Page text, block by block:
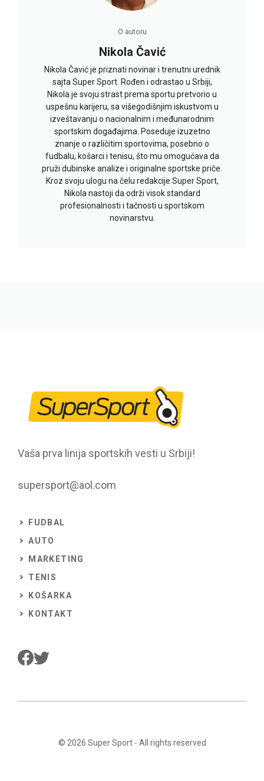
O autoru
Nikola Čavić
Nikola Čavić je priznati novinar i trenutni urednik
sajta Super Sport. Rođen i odrastao u Srbiji,
Nikola je svoju strast prema sportu pretvorio u
uspešnu karijeru, sa višegodišnjim iskustvom u
izveštavanju o nacionalnim i međunarodnim
sportskim događajima. Poseduje izuzetno
znanje o različitim sportovima, posebno o
fudbalu, košarci i tenisu, što mu omogućava da
pruži dubinske analize i originalne sportske priče.
Kroz svoju ulogu na čelu redakcije Super Sport,
Nikola nastoji da održi visok standard
profesionalnosti i tačnosti u sportskom
novinarstvu.
Vaša prva linija sportskih vesti u Srbiji!
supersport@aol.com
FUDBAL
AUTO
MARKETING
TENIS
KOŠARKA
KONTAKT
© 2026 Super Sport- All rights reserved